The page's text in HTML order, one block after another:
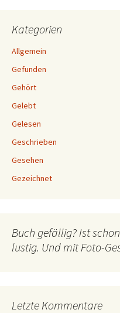
Kategorien
Allgemein
Gefunden
Gehört
Gelebt
Gelesen
Geschrieben
Gesehen
Gezeichnet
Buch gefällig? Ist
lustig. Und mit Foto-
Letzte Kommentare